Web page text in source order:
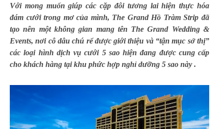
Với mong muốn giúp các cặp đôi tương lai hiện thực hóa
đám cưới trong mơ của mình, The Grand Hồ Tràm Strip đã
tạo nên một không gian mang tên The Grand Wedding &
Events, nơi cô dâu chú rể được giới thiệu và “tận mục sở thị”
các loại hình dịch vụ cưới 5 sao hiện đang được cung cấp
cho khách hàng tại khu phức hợp nghỉ dưỡng 5 sao này .